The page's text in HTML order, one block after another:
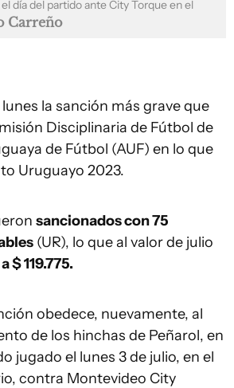
día del partido ante City Torque en el
Carreño
la sanción más grave que
Disciplinaria de Fútbol de
de Fútbol (AUF) en lo que
Uruguayo 2023.
sancionados con 75
(UR), lo que al valor de julio
$ 119.775.
obedece, nuevamente, al
de los hinchas de Peñarol, en
jugado el lunes 3 de julio, en el
contra Montevideo City